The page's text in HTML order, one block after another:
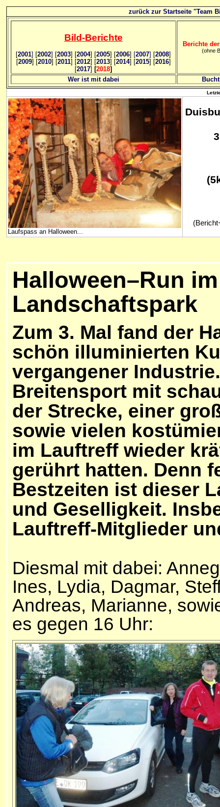
zurück zur Startseite "Team
Bild-Berichte
[2001] [2002] [2003] [2004] [2005] [2006] [2007] [2008]
[2009] [2010] [2011] [2012] [2013] [2014] [2015] [2016]
[2017] [2018]
Berichte
(ohne
Wer ist mit dabei
Laufspass an Halloween...
Halloween–Run
Landschaftspark
Zum 3. Mal fand der
schön illuminierten
vergangener
Breitensport mit
der Strecke, einer
sowie vielen
im Lauftreff wieder
gerührt hatten. Denn
Bestzeiten ist dieser
und Geselligkeit.
Lauftreff-Mitglieder
Diesmal mit dabei:
Ines, Lydia, Dagmar,
Andreas, Marianne,
es gegen 16 Uhr: